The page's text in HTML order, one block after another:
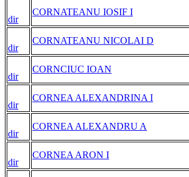
dir
CORNATEANU IOSIF I
dir
CORNATEANU NICOLAI D
dir
CORNCIUC IOAN
dir
CORNEA ALEXANDRINA I
dir
CORNEA ALEXANDRU A
dir
CORNEA ARON I